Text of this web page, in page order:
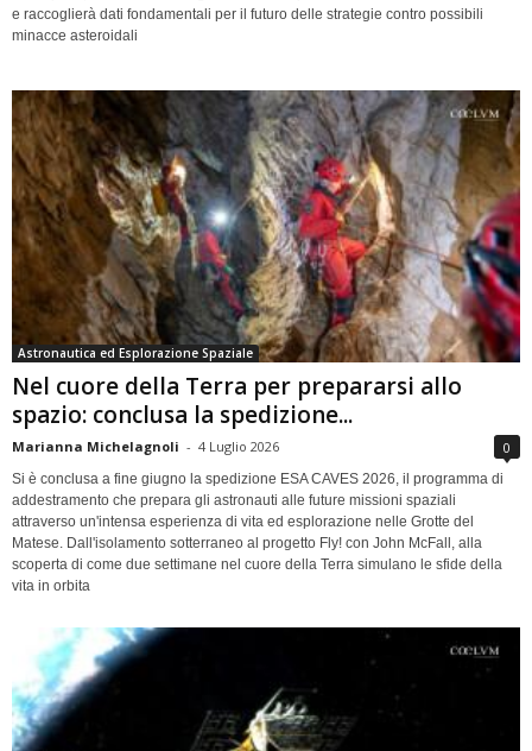
e raccoglierà dati fondamentali per il futuro delle strategie contro possibili
minacce asteroidali
Astronautica ed Esplorazione Spaziale
Nel cuore della Terra per prepararsi allo
spazio: conclusa la spedizione...
Marianna Michelagnoli - 4 Luglio 2026 0
Si è conclusa a fine giugno la spedizione ESA CAVES 2026, il programma di
addestramento che prepara gli astronauti alle future missioni spaziali
attraverso un'intensa esperienza di vita ed esplorazione nelle Grotte del
Matese. Dall'isolamento sotterraneo al progetto Fly! con John McFall, alla
scoperta di come due settimane nel cuore della Terra simulano le sfide della
vita in orbita